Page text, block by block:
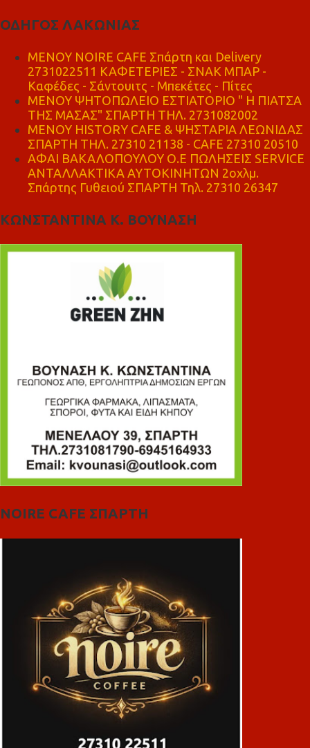
ΟΔΗΓΟΣ ΛΑΚΩΝΙΑΣ
MENOY NOIRE CAFE Σπάρτη και Delivery
2731022511 ΚΑΦΕΤΕΡΙΕΣ - ΣΝΑΚ ΜΠΑΡ -
Καφέδες - Σάντουιτς - Μπεκέτες - Πίτες
ΜΕΝΟΥ ΨΗΤΟΠΩΛΕΙΟ ΕΣΤΙΑΤΟΡΙΟ " Η ΠΙΑΤΣΑ
ΤΗΣ ΜΑΣΑΣ" ΣΠΑΡΤΗ ΤΗΛ. 2731082002
ΜΕΝΟΥ HISTORY CAFE & ΨΗΣΤΑΡΙΑ ΛΕΩΝΙΔΑΣ
ΣΠΑΡΤΗ ΤΗΛ. 27310 21138 - CAFE 27310 20510
ΑΦΑΙ ΒΑΚΑΛΟΠΟΥΛΟΥ Ο.Ε ΠΩΛΗΣΕΙΣ SERVICE
ΑΝΤΑΛΛΑΚΤΙΚΑ ΑΥΤΟΚΙΝΗΤΩΝ 2οχλμ.
Σπάρτης Γυθειού ΣΠΑΡΤΗ Τηλ. 27310 26347
ΚΩΝΣΤΑΝΤΙΝΑ Κ. ΒΟΥΝΑΣΗ
NOIRE CAFE ΣΠΑΡΤΗ